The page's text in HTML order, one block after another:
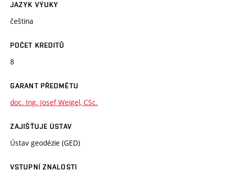
JAZYK VÝUKY
čeština
POČET KREDITŮ
8
GARANT PŘEDMĚTU
doc. Ing. Josef Weigel, CSc.
ZAJIŠŤUJE ÚSTAV
Ústav geodézie (GED)
VSTUPNÍ ZNALOSTI